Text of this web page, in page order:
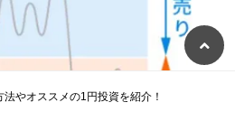
やオススメの1円投資を紹介！